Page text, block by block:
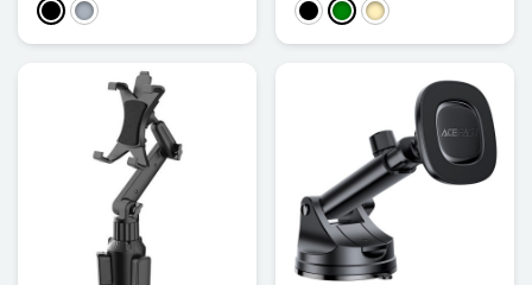
ZwartGrijs ZwartGroenGolden